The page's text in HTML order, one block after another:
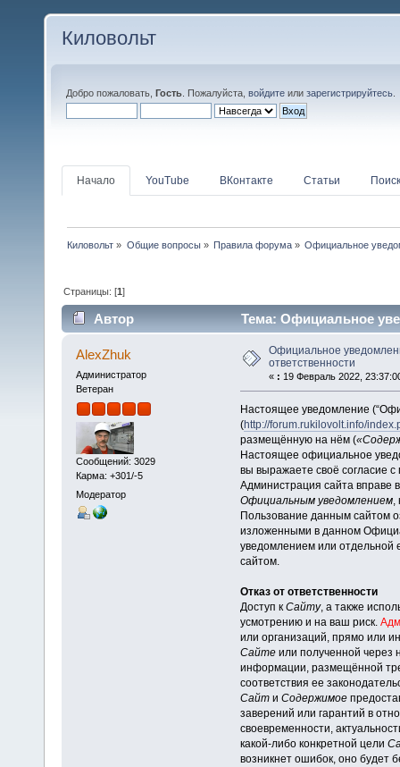
Киловольт
Добро пожаловать, Гость . Пожалуйста, войдите или зарегистрируйтесь
Начало YouTube ВКонтакте Статьи Поиск
Киловольт » Общие вопросы» Правила форума» Официальное
Страницы: [1]
Автор Тема: Официальное
AlexZhuk
Администратор
Ветеран
Сообщений: 3029
Карма: +301/-5
Модератор
Официальное
ответственности
« : 19 Февраль 2022,
Настоящее уведомление
(http://forum.rukilovolt.info/
размещённую на нём (
Настоящее официальное
вы выражаете своё согласие
Администрация сайта вправе
Официальным уведомлением,
Пользование данным сайтом
изложенными в данном
уведомлением или отдельной
сайтом.
Отказ от ответственности
Доступ к Сайту, а также
усмотрению и на ваш риск.
или организаций, прямо или
Сайтеили полученной через
информации, размещённой
соответствия ее
Сайт и Содержимое
заверений или гарантий в
своевременности,
какой-либо конкретной цели
возникнет ошибок, оно будет